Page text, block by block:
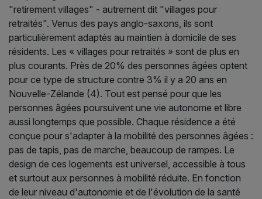
"retirement villages" - autrement dit "villages pour
retraités". Venus des pays anglo-saxons, ils sont
particulièrement adaptés au maintien à domicile de ses
résidents. Les « villages pour retraités » sont de plus en
plus courants. Près de 20% des personnes âgées optent
pour ce type de structure contre 3% il y a 20 ans en
Nouvelle-Zélande (4). Tout est pensé pour que les
personnes âgées poursuivent une vie autonome et libre
aussi longtemps que possible. Chaque résidence a été
conçue pour s'adapter à la mobilité des personnes âgées :
pas de tapis, pas de marche, beaucoup de rampes. Le
design de ces logements est universel, accessible à tous
et surtout aux personnes à mobilité réduite. En fonction
de leur niveau d'autonomie et de l'évolution de la santé